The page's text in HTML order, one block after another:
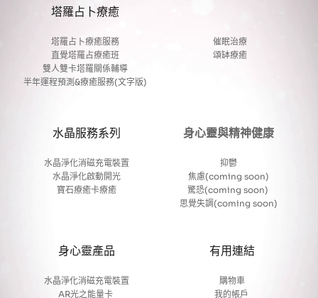
塔羅占卜療癒
塔羅占卜療癒服務
直覺塔羅占療癒班
雙人雙卡塔羅關係輔導
半年運程預測&療癒服務(文字版)
催眠治療
頌缽療癒
水晶服務系列
水晶淨化消磁充電裝置
水晶淨化啟動開光
寶石療癒卡療癒
身心靈與精神健康
抑鬱
焦慮(coming soon)
驚恐(coming soon)
思覺失調(coming soon)
身心靈產品
水晶淨化消磁充電裝置
AR光之能量卡
有用連結
購物車
我的帳戶